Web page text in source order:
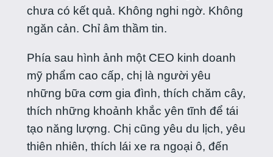
chưa có kết quả. Không nghi ngờ. Không
ngăn cản. Chỉ âm thầm tin.
Phía sau hình ảnh một CEO kinh doanh
mỹ phẩm cao cấp, chị là người yêu
những bữa cơm gia đình, thích chăm cây,
thích những khoảnh khắc yên tĩnh để tái
tạo năng lượng. Chị cũng yêu du lịch, yêu
thiên nhiên, thích lái xe ra ngoại ô, đến